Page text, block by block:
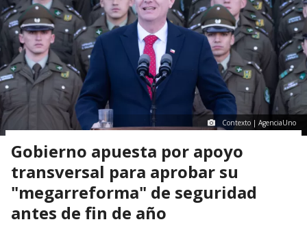
Contexto | AgenciaUno
Gobierno apuesta por apoyo
transversal para aprobar su
"megarreforma" de seguridad
antes de fin de año